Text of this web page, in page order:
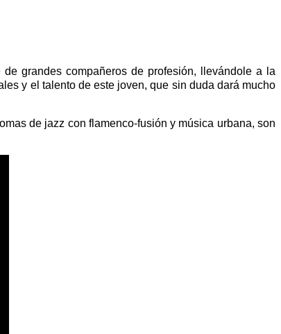
grandes compañeros de profesión, llevándole a la
y el talento de este joven, que sin duda dará mucho
de jazz con flamenco-fusión y música urbana, son